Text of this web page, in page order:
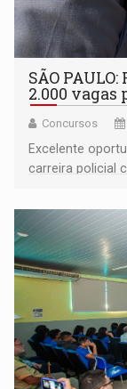
SÃO
2.000 vagas
Concursos
Excelente
carreira policial